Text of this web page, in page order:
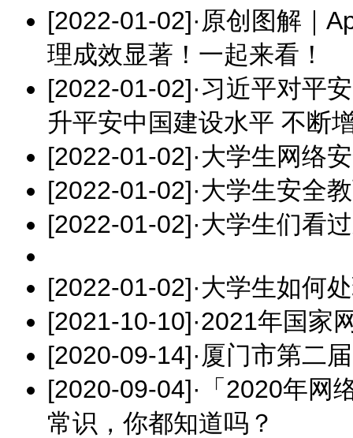
[2022-01-02]· 原创图解｜
理成效显著！一起来看！
[2022-01-02]·习近平对平
升平安中国建设水平 不断
[2022-01-02]·大学生网络
[2022-01-02]·大学生安全
[2022-01-02]·大学生们看
[2022-01-02]·大学生如何
[2021-10-10]·2021年国家
[2020-09-14]· 厦门市第二
[2020-09-04]·
「2020年网
常识，你都知道吗？